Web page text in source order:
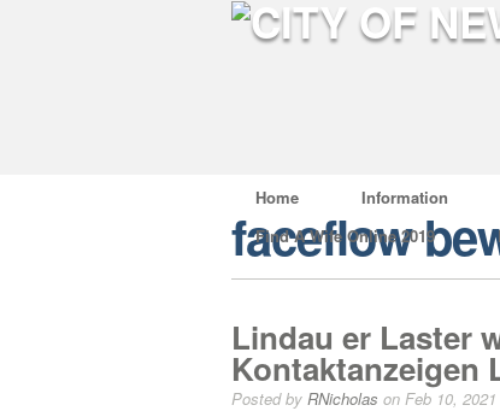
Home Information
Find A Wife Online 2019
faceflow
Lindau er Laster
Kontaktanzeigen
Posted by RNicholas on Feb 10,